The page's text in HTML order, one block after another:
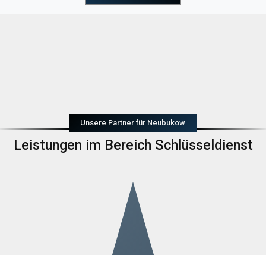
Unsere Partner für Neubukow
Leistungen im Bereich Schlüsseldienst